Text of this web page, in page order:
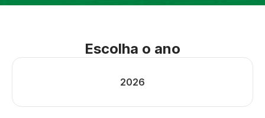
Escolha o ano
2026